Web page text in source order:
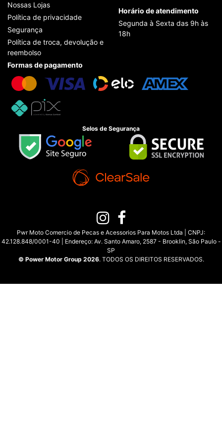
Nossas Lojas
Política de privacidade
Segurança
Política de troca, devolução e
reembolso
Horário de atendimento
Segunda à Sexta das 9h às
18h
Formas de pagamento
Selos de Segurança
Pwr Moto Comercio de Pecas e Acessorios Para Motos Ltda | CNPJ:
42.128.848/0001-40 | Endereço: Av. Santo Amaro, 2587 - Brooklin, São Paulo -
SP
© Power Motor Group 2026. TODOS OS DIREITOS RESERVADOS.